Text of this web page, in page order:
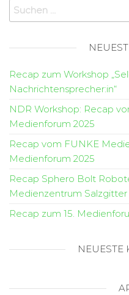
Recap zum Workshop
Nachrichtensprecher:in“
NDR Workshop: Recap
Medienforum 2025
Recap vom FUNKE
Medienforum 2025
Recap Sphero Bolt
Medienzentrum Salzgitter
Recap zum 15.
NEUESTE